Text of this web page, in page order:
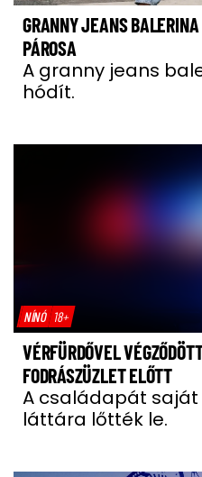
GRANNY JEANS
PÁROSA
A granny jeans
hódít.
NÍNÓ 18+
VÉRFÜRDŐVEL
FODRÁSZÜZLET ELŐTT
A családapát saját
láttára lőtték le.